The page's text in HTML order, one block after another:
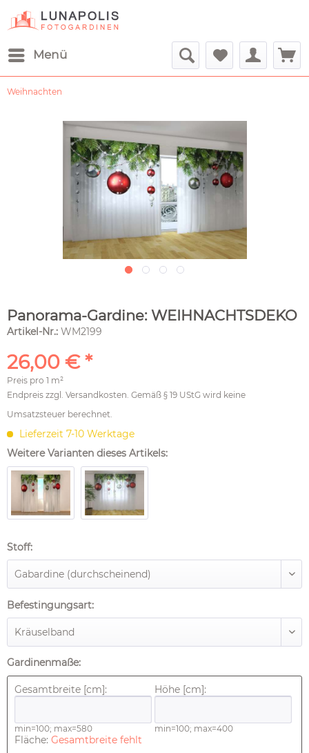
Menü
Weihnachten
Panorama-Gardine: WEIHNACHTSDEKO
Artikel-Nr.: WM2199
26,00 € *
Preis pro 1 m²
Endpreis zzgl. Versandkosten. Gemäß § 19 UStG wird keine
Umsatzsteuer berechnet.
Lieferzeit 7-10 Werktage
Weitere Varianten dieses Artikels:
Stoff:
Befestingungsart:
Gardinenmaße:
Gesamtbreite [cm]: Höhe [cm]:
min=100; max=580 min=100; max=400
Fläche: Gesamtbreite fehlt